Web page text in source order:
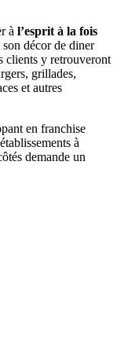
à l’esprit à la fois
son décor de diner
clients y retrouveront
grillades,
et autres
en franchise
à
demande un